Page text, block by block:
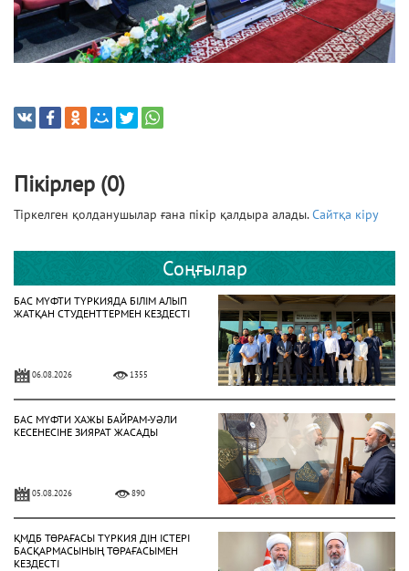
Пікірлер (0)
Тіркелген қолданушылар ғана пікір қалдыра алады.Сайтқа кіру
Соңғылар
БАС МҮФТИ ТҮРКИЯДА БІЛІМ АЛЫП
ЖАТҚАН СТУДЕНТТЕРМЕН КЕЗДЕСТІ
06.08.2026 1355
БАС МҮФТИ ХАЖЫ БАЙРАМ-УӘЛИ
КЕСЕНЕСІНЕ ЗИЯРАТ ЖАСАДЫ
05.08.2026 890
ҚМДБ ТӨРАҒАСЫ ТҮРКИЯ ДІН ІСТЕРІ
БАСҚАРМАСЫНЫҢ ТӨРАҒАСЫМЕН
КЕЗДЕСТІ